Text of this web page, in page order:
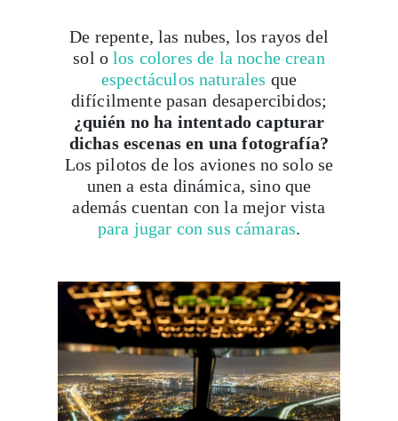
De repente, las nubes, los rayos del
sol olos colores de la noche crean
espectáculos naturales que
difícilmente pasan desapercibidos;
¿quién no ha intentado capturar
dichas escenas en una fotografía?
Los pilotos de los aviones no solo se
unen a esta dinámica, sino que
además cuentan con la mejor vista
para jugar con sus cámaras.